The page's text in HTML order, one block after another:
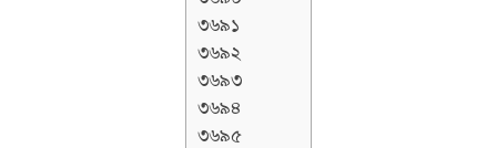
৩৬৯১
৩৬৯২
৩৬৯৩
৩৬৯৪
৩৬৯৫